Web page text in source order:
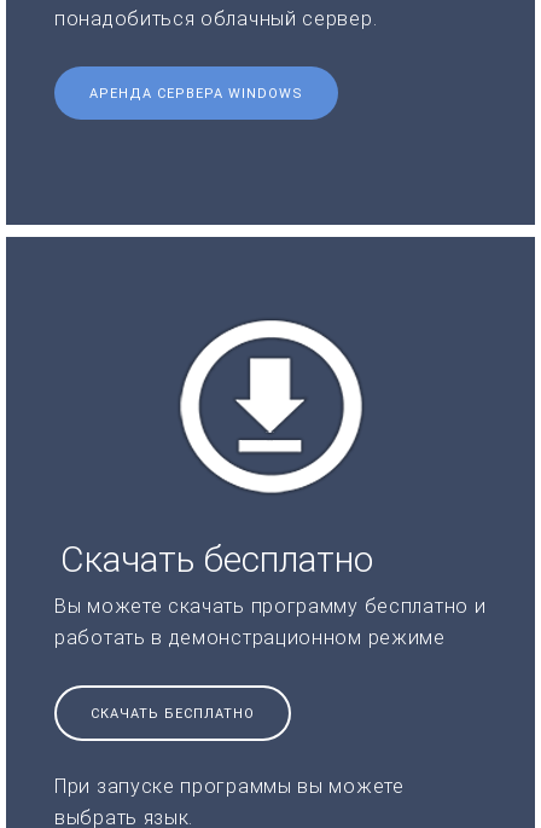
понадобиться облачный сервер.
АРЕНДА СЕРВЕРА WINDOWS
Скачать бесплатно
Вы можете скачать программу бесплатно и
работать в демонстрационном режиме
СКАЧАТЬ БЕСПЛАТНО
При запуске программы вы можете
выбрать язык.